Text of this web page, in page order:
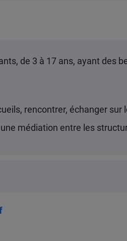
de 3 à 17 ans, ayant des
rencontrer, échanger
médiation entre les